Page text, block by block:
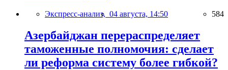
Экспресс-анализ, 04 августа, 14:50 584
Азербайджан перераспределяет
таможенные полномочия: сделает
ли реформа систему более гибкой?